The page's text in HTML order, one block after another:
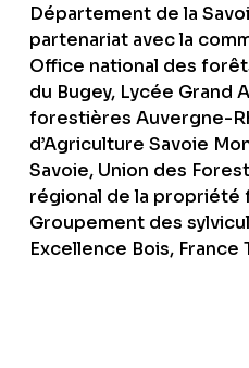
Département de la
partenariat avec la
Office national des
du Bugey, Lycée Grand
forestières Auvergne-
d’Agriculture Savoie
Savoie, Union des
régional de la
Groupement des
Excellence Bois, France